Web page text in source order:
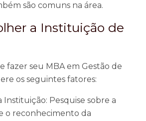
são comuns na área.
a Instituição de
fazer seu MBA em Gestão de
os seguintes fatores:
Instituição: Pesquise sobre a
o reconhecimento da